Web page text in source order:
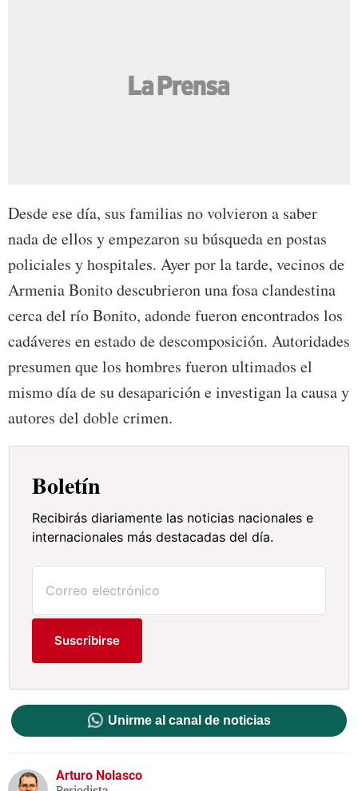
Desde ese día, sus familias no volvieron a saber
nada de ellos y empezaron su búsqueda en postas
policiales y hospitales. Ayer por la tarde, vecinos de
Armenia Bonito descubrieron una fosa clandestina
cerca del río Bonito, adonde fueron encontrados los
cadáveres en estado de descomposición. Autoridades
presumen que los hombres fueron ultimados el
mismo día de su desaparición e investigan la causa y
autores del doble crimen.
Boletín
Recibirás diariamente las noticias nacionales e
internacionales más destacadas del día.
Suscribirse
Unirme al canal de noticias
Arturo Nolasco